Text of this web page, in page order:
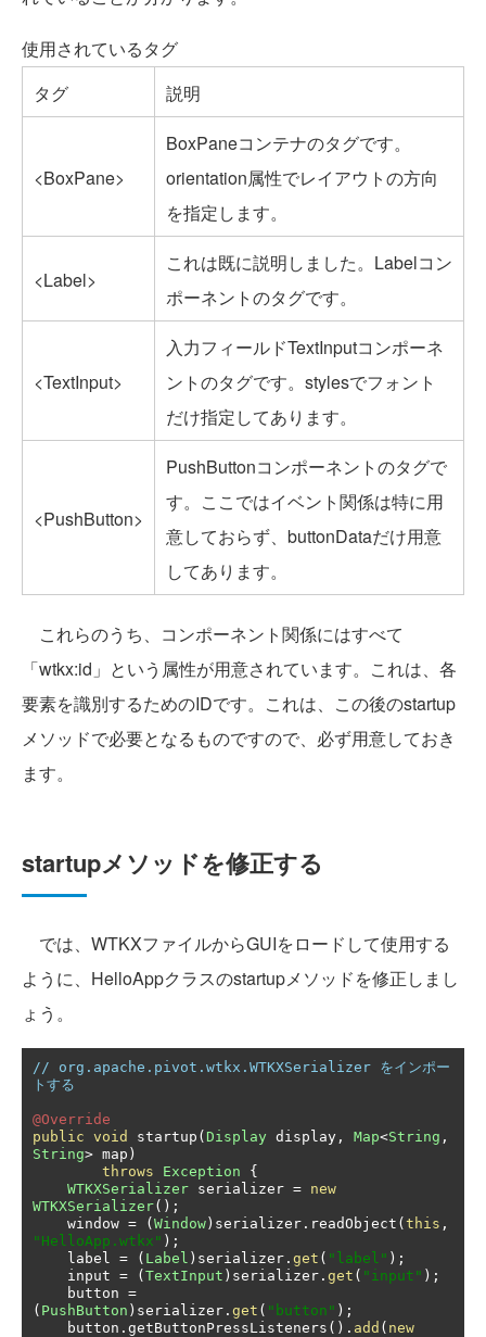
使用されているタグ
タグ
説明
<BoxPane>
BoxPaneコンテナのタグです。
orientation属性でレイアウトの方向
を指定します。
<Label>
これは既に説明しました。Labelコン
ポーネントのタグです。
<TextInput>
入力フィールドTextInputコンポーネ
ントのタグです。stylesでフォント
だけ指定してあります。
<PushButton>
PushButtonコンポーネントのタグで
す。ここではイベント関係は特に用
意しておらず、buttonDataだけ用意
してあります。
これらのうち、コンポーネント関係にはすべて
「wtkx:id」という属性が用意されています。これは、各
要素を識別するためのIDです。これは、この後のstartup
メソッドで必要となるものですので、必ず用意しておき
ます。
startupメソッドを修正する
では、WTKXファイルからGUIをロードして使用する
ように、HelloAppクラスのstartupメソッドを修正しまし
ょう。
// org.apache.pivot.wtkx.WTKXSerializer をインポー
トする
@Override
public void startup ( Display display , Map<String ,
String> map )
throws
Exception
{
WTKXSerializer serializer = new
WTKXSerializer();
    window
= ( Window ) serializer . readObject ( this ,
"HelloApp.wtkx" );
    label
= ( Label ) serializer . get ( "label" );
    input
= ( TextInput ) serializer . get ( "input" );
    button
=
( PushButton ) serializer . get ( "button" );
    button
. getButtonPressListeners (). add ( new